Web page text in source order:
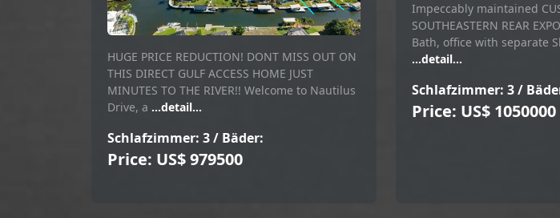
HUGE PRICE REDUCTION! DONT MISS OUT ON
THIS DIRECT GULF ACCESS HOME JUST
MINUTES TO THE RIVER!! Welcome to Nautilus
Drive, a ...detail...
Schlafzimmer: 3 / Bäder:
Price: US$ 979500
Impeccably maintained
SOUTHEASTERN REAR
Bath, office with separate
...detail...
Schlafzimmer: 3 /
Price: US$ 1050000